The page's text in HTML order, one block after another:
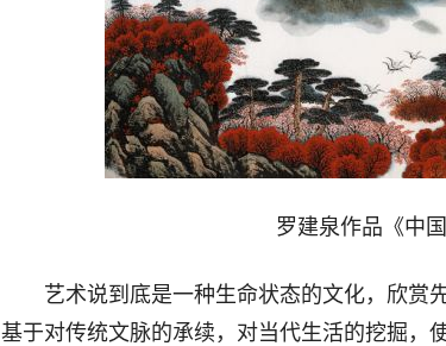
罗建泉作品《中国
艺术说到底是一种生命状态的文化，欣赏先
基于对传统文脉的承续，对当代生活的挖掘，